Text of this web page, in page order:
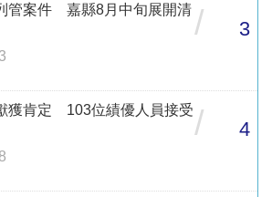
管案件 嘉縣8月中旬展開清 / 3
獲肯定 103位績優人員接受/ 4